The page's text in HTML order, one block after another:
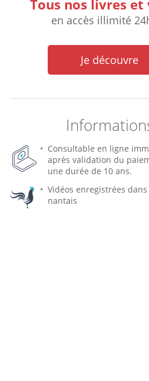
Tous nos livres et
en accès illimité
Je découvre
Consultable en ligne
après validation du
une durée de 10 ans.
Vidéos enregistrées
nantais